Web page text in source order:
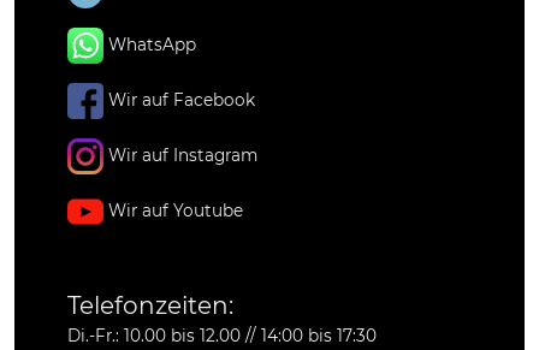
WhatsApp
Wir auf Facebook
Wir auf Instagram
Wir auf Youtube
Telefonzeiten:
Di.-Fr.: 10.00 bis 12.00 // 14:00 bis 17:30